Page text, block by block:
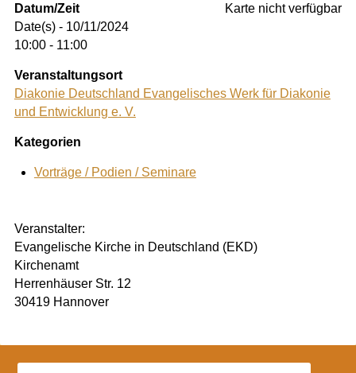
Karte nicht verfügbar
Datum/Zeit
Date(s) - 10/11/2024
10:00 - 11:00
Veranstaltungsort
Diakonie Deutschland Evangelisches Werk für Diakonie
und Entwicklung e. V.
Kategorien
Vorträge / Podien / Seminare
Veranstalter:
Evangelische Kirche in Deutschland (EKD)
Kirchenamt
Herrenhäuser Str. 12
30419 Hannover